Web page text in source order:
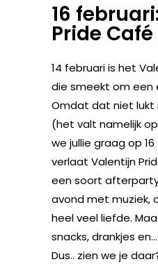
16
Pride Café
14 februari is het
die smeekt om een
Omdat dat niet lukt
(het valt namelijk
we jullie graag op
verlaat Valentijn
een soort
avond met muziek,
heel veel liefde.
snacks, drankjes
Dus.. zien we je